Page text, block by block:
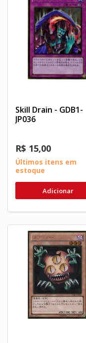
Skill Drain - GDB1-
JP036
R$ 15,00
Últimos itens em
estoque
Adicionar